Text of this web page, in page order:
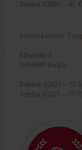
Telefax 03491 – 45
Steuerkanzlei
Elbstraße 8
D-04860 Torgau
Telefon 03421 – 77
Telefax 03421 – 77